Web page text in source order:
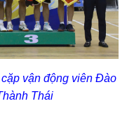
vận động viên Đào
Thái